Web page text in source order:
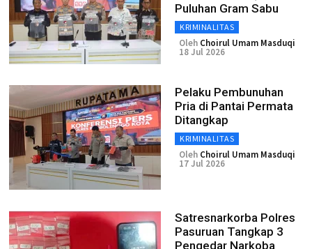
Puluhan Gram Sabu
KRIMINALITAS
Oleh Choirul Umam Masduqi
18 Jul 2026
Pelaku Pembunuhan
Pria di Pantai Permata
Ditangkap
KRIMINALITAS
Oleh Choirul Umam Masduqi
17 Jul 2026
Satresnarkorba Polres
Pasuruan Tangkap 3
Pengedar Narkoba